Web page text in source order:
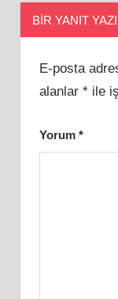
BIR YANIT
E-posta
alanlar *ile
Yorum *